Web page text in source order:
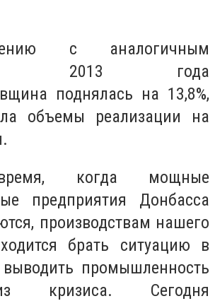
с аналогичным
2013 года
поднялась на 13,8%,
объемы реализации на
когда мощные
предприятия Донбасса
производствам нашего
брать ситуацию в
промышленность
кризиса. Сегодня